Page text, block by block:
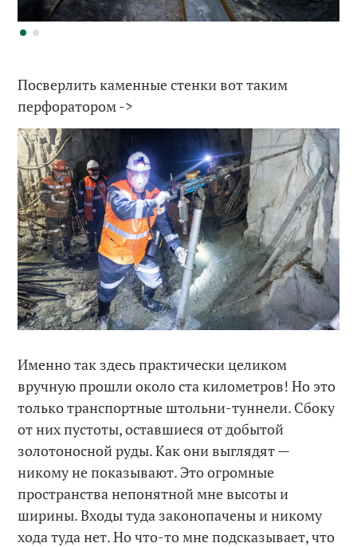
Посверлить каменные стенки вот таким
перфоратором ->
Именно так здесь практически целиком
вручную прошли около ста километров! Но это
только транспортные штольни-туннели. Сбоку
от них пустоты, оставшиеся от добытой
золотоносной руды. Как они выглядят —
никому не показывают. Это огромные
пространства непонятной мне высоты и
ширины. Входы туда законопачены и никому
хода туда нет. Но что-то мне подсказывает, что